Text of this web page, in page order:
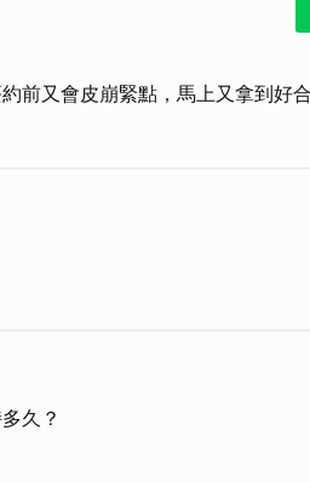
前又會皮崩緊點，馬上又拿到好
久？